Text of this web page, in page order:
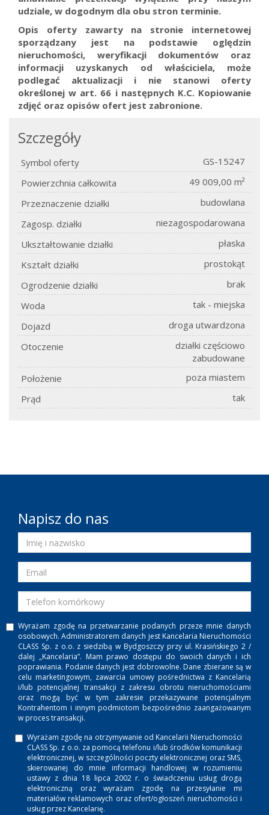
udziale, w dogodnym dla obu stron terminie.
Opis oferty zawarty na stronie internetowej
sporządzany jest na podstawie oględzin
nieruchomości, weryfikacji dokumentów oraz
informacji uzyskanych od właściciela, może
podlegać aktualizacji i nie stanowi oferty
określonej w art. 66 i następnych K.C. Kopiowanie
zdjęć oraz opisów ofert jest zabronione.
Szczegóły
Symbol oferty
GS-15247
Powierzchnia całkowita
49 009,00 m²
Przeznaczenie działki
budowlana
Zagosp. działki
niezagospodarowana
Ukształtowanie działki
płaska
Kształt działki
prostokąt
Ogrodzenie działki
brak
Woda
tak - miejska
Dojazd
droga utwardzona
Otoczenie
działki częściowo
zabudowane
Położenie
poza miastem
Prąd
tak
Napisz do nas
Wyrażam zgodę na przetwarzanie podanych przeze mnie danych
osobowych. Administratorem danych jest Kancelaria Nieruchomości
CLASS Sp. z o.o. z siedzibą w Bydgoszczy przy ul. Krasińskiego 2 /
dalej „Kancelaria”. Mam prawo dostępu do swoich danych i ich
poprawiania. Podanie danych jest dobrowolne. Dane zbierane są w
celu marketingowym, zawarcia umowy pośrednictwa z Kancelarią
i/lub potencjalnej transakcji z zakresu obrotu nieruchomościami
oraz mogą być w tym zakresie przekazywane potencjalnym
Kontrahentom i innym podmiotom bezpośrednio zaangażowanym
w proces transakcji.
Wyrażam zgodę na otrzymywanie od Kancelarii Nieruchomości
CLASS Sp. z o.o. za pomocą telefonu i/lub środków komunikacji
elektronicznej, w szczególności poczty elektronicznej oraz SMS,
skierowanej do mnie informacji handlowej w rozumieniu
ustawy z dnia 18 lipca 2002 r. o świadczeniu usług drogą
elektroniczną oraz wyrażam zgodę na przesyłanie mi
materiałów reklamowych oraz ofert/ogłoszeń nieruchomości i
usług przez Kancelarię.